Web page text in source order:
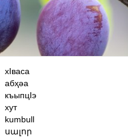
хIваса
абҳәа
къыпцIэ
хут
kumbull
սալոր